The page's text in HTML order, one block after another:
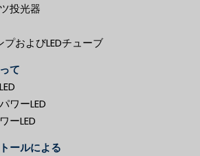
投光器
プおよびLEDチューブ
て
ワーLED
ーLED
ールによる